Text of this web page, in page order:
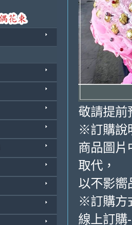
敬請提前
※訂購說
商品圖片
取代，
以不影嚮
※訂購方
線上訂購